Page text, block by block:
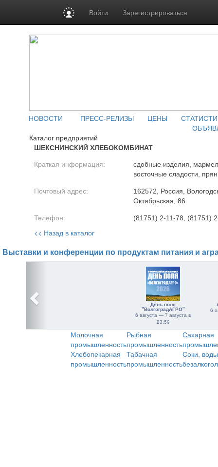
Войти Зарегистрироваться
НОВОСТИ ПРЕСС-РЕЛИЗЫ ЦЕНЫ
Каталог предприятий
ШЕКСНИНСКИЙ ХЛЕБОКОМБИНАТ
Краткая информация:
сдобные изделия,
восточные сладости,
Почтовый адрес:
162572, Россия,
Октябрьская, 86
Телефон: (81751) 2-11-78, (81751)
<< Назад в каталог
Выставки и конференции по продуктам питания и
День поля
"ВолгоградАГРО"
6 августа — 7 августа в
23:59
6
Молочная
промышленность
Рыбная
промышленность
Сахарная
Хлебопекарная
промышленность
Табачная
промышленность
Соки,